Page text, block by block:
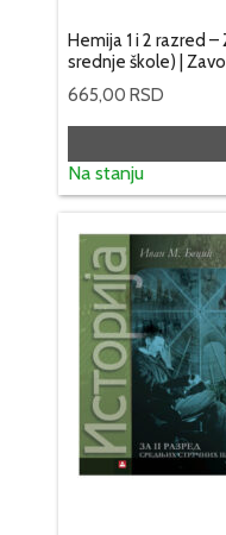
Hemija 1 i 2 razred
srednje škole) |
665,00 RSD
Na stanju